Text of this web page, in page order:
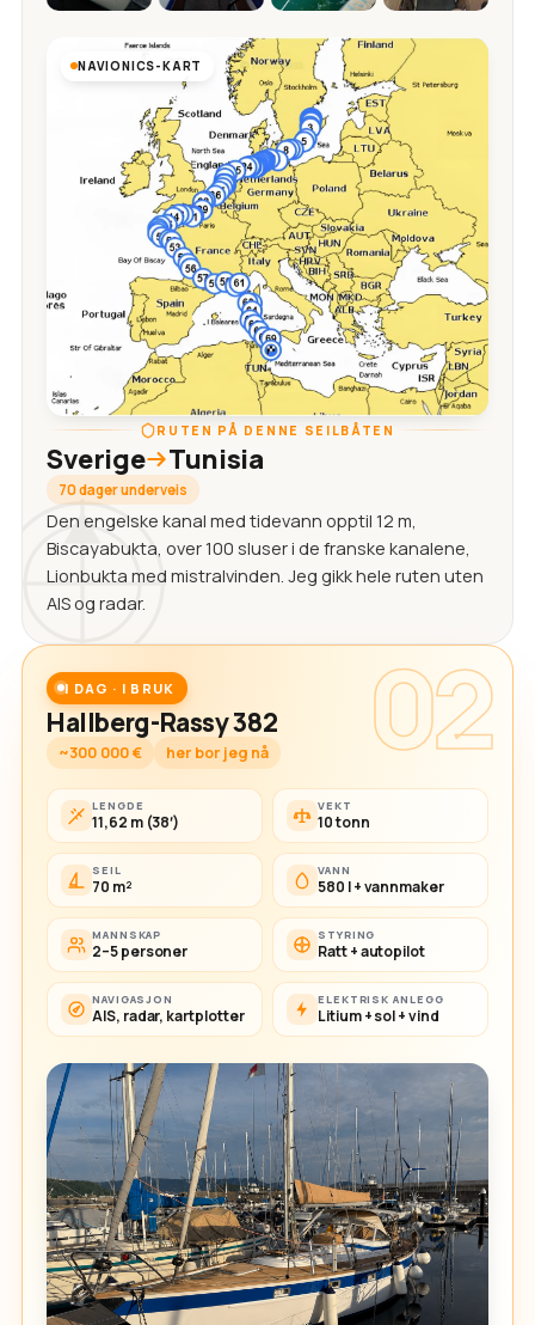
NAVIONICS-KART
RUTEN PÅ DENNE SEILBÅTEN
Sverige Tunisia
70 dager underveis
Den engelske kanal med tidevann opptil 12 m,
Biscayabukta, over 100 sluser i de franske kanalene,
Lionbukta med mistralvinden. Jeg gikk hele ruten uten
AIS og radar.
02
I DAG · I BRUK
Hallberg-Rassy 382
~300 000 € her bor jeg nå
LENGDE
11,62 m (38′)
VEKT
10 tonn
SEIL
70 m²
VANN
580 l + vannmaker
MANNSKAP
2–5 personer
STYRING
Ratt + autopilot
NAVIGASJON
AIS, radar, kartplotter
ELEKTRISK ANLEGG
Litium + sol + vind